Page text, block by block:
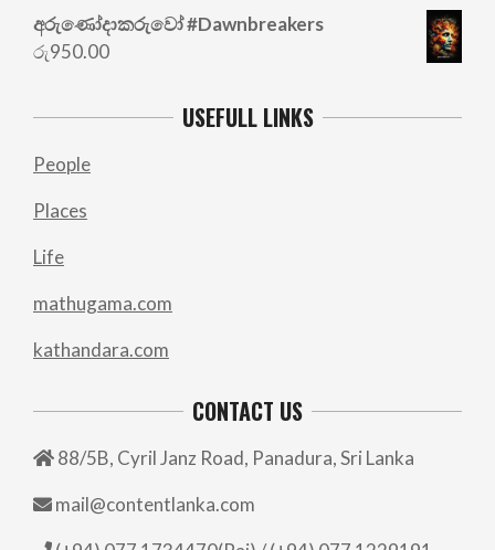
අරු‍ණෝදාකරුවෝ #Dawnbreakers
රු950.00
USEFULL LINKS
People
Places
Life
mathugama.com
kathandara.com
CONTACT US
88/5B, Cyril Janz Road, Panadura, Sri Lanka
mail@contentlanka.com